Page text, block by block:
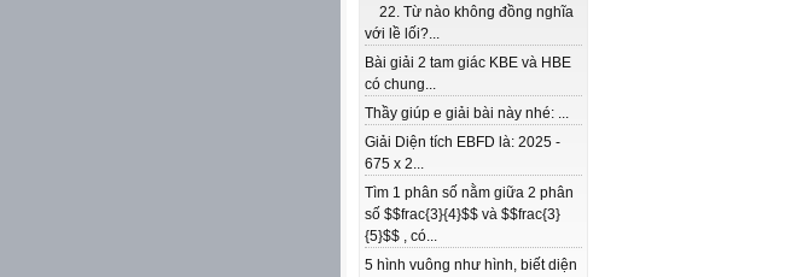
22. Từ nào không đồng nghĩa
với lề lối?...
Bài giải 2 tam giác KBE và HBE
có chung...
Thầy giúp e giải bài này nhé: ...
Giải Diện tích EBFD là: 2025 -
675 x 2...
Tìm 1 phân số nằm giữa 2 phân
số $$frac{3}{4}$$ và $$frac{3}
{5}$$ , có...
5 hình vuông như hình, biết diện